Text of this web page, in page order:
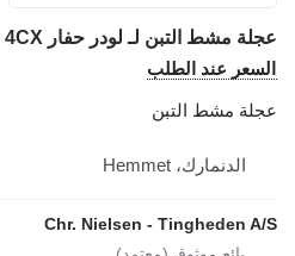
عجلة مشط التبن لـ لودر حفار JCB 4CX
السعر عند الطلب
عجلة مشط التبن
الدنمارك، Hemmet
Chr. Nielsen - Tingheden A/S